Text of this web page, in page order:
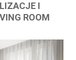
I
ROOM